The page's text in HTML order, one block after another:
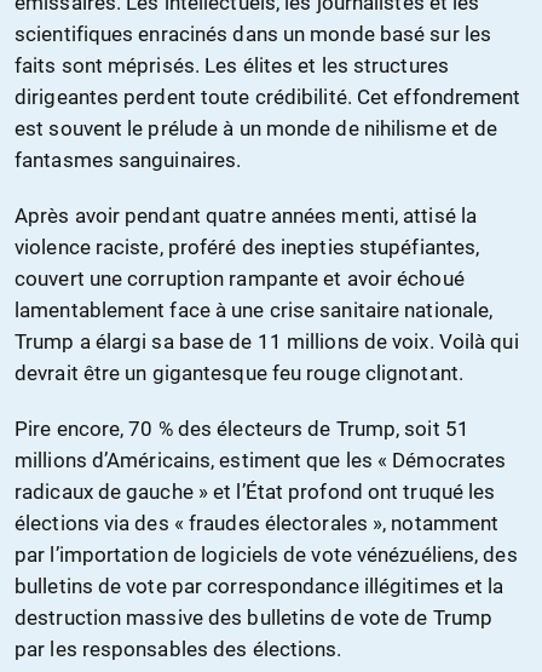
scientifiques enracinés dans un monde basé sur les
faits sont méprisés. Les élites et les structures
dirigeantes perdent toute crédibilité. Cet effondrement
est souvent le prélude à un monde de nihilisme et de
fantasmes sanguinaires.
Après avoir pendant quatre années menti, attisé la
violence raciste, proféré des inepties stupéfiantes,
couvert une corruption rampante et avoir échoué
lamentablement face à une crise sanitaire nationale,
Trump a élargi sa base de 11 millions de voix. Voilà qui
devrait être un gigantesque feu rouge clignotant.
Pire encore, 70 % des électeurs de Trump, soit 51
millions d’Américains, estiment que les « Démocrates
radicaux de gauche » et l’État profond ont truqué les
élections via des « fraudes électorales », notamment
par l’importation de logiciels de vote vénézuéliens, des
bulletins de vote par correspondance illégitimes et la
destruction massive des bulletins de vote de Trump
par les responsables des élections.